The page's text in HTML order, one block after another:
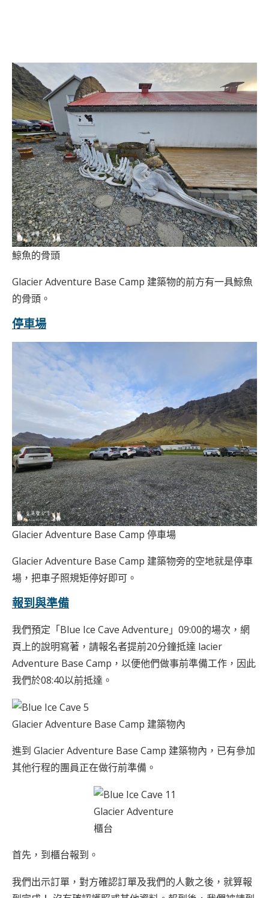
鯨魚的骨頭
Glacier Adventure Base Camp 建築物的前方有一具鯨魚
的骨頭。
停車場
Glacier Adventure Base Camp 停車場
Glacier Adventure Base Camp 建築物旁的空地就是停車
場，把車子照規矩停好即可。
報到與準備
我們預定「Blue Ice Cave Adventure」09:00的場次，網
頁上的說明寫著，請報名者提前20分鐘抵達 lacier
Adventure Base Camp，以便他們做事前準備工作，因此
我們於08:40以前抵達。
Glacier Adventure Base Camp 建築物內
進到 Glacier Adventure Base Camp 建築物內，已有參加
其他行程的團員正在做行前準備。
Glacier Adventure
櫃台
首先，到櫃台報到。
我們出示訂單，對方確認訂單及我們的人數之後，就算報